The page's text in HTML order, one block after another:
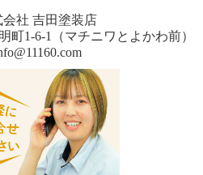
会社 吉田塗装店
町1-6-1（マチニワとよかわ前）